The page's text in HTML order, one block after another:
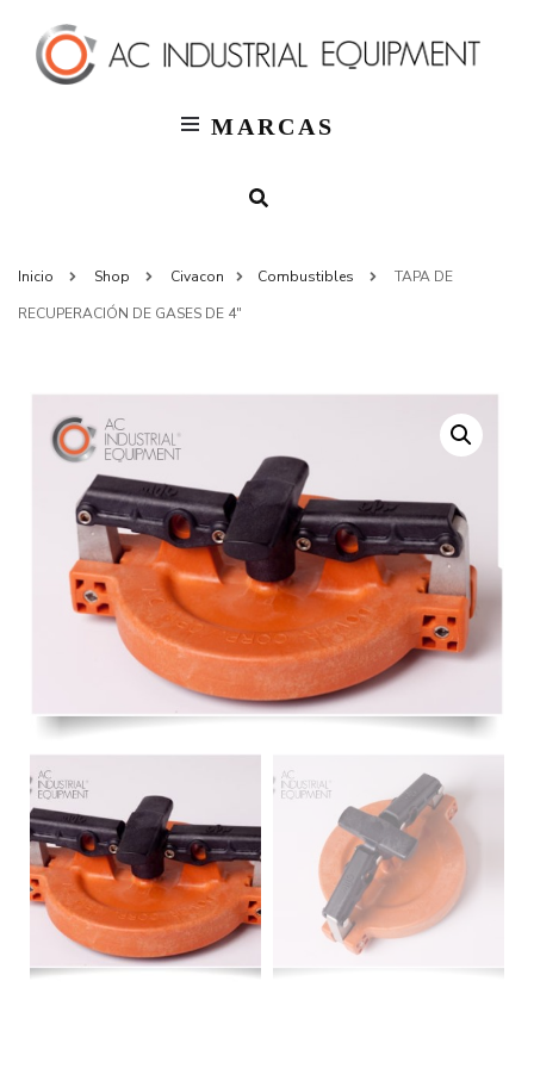
MARCAS
Inicio Shop Civacon Combustibles
TAPA DE
RECUPERACIÓN DE GASES DE 4″